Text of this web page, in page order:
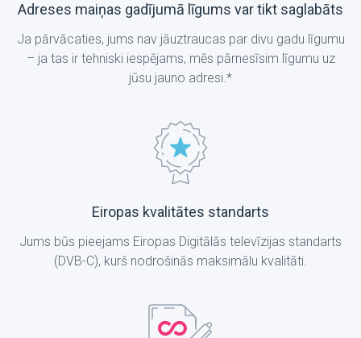
Adreses maiņas gadījumā līgums var tikt saglabāts
Ja pārvācaties, jums nav jāuztraucas par divu gadu līgumu
– ja tas ir tehniski iespējams, mēs pārnesīsim līgumu uz
jūsu jauno adresi.*
Eiropas kvalitātes standarts
Jums būs pieejams Eiropas Digitālās televīzijas standarts
(DVB-C), kurš nodrošinās maksimālu kvalitāti.